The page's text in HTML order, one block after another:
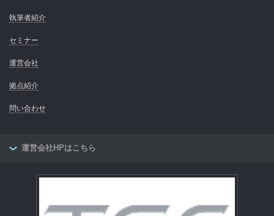
執筆者紹介
セミナー
運営会社
拠点紹介
問い合わせ
運営会社HPはこちら